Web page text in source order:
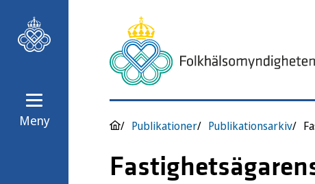
Meny Publikationer Publikationsarkiv